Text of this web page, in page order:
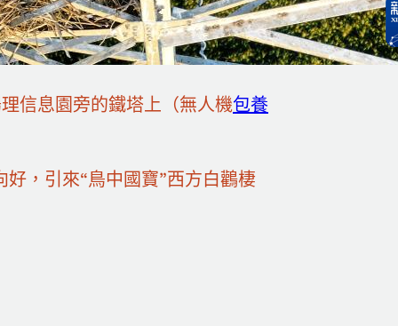
信息園旁的鐵塔上（無人機包養
，引來“鳥中國寶”西方白鸛棲